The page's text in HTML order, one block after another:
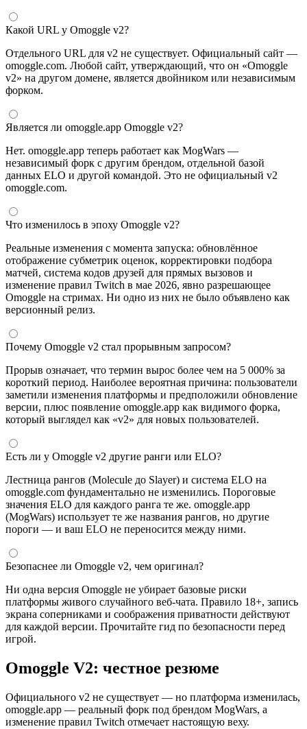
Какой URL у Omoggle v2?
Отдельного URL для v2 не существует. Официальный сайт —
omoggle.com. Любой сайт, утверждающий, что он «Omoggle
v2» на другом домене, является двойником или независимым
форком.
Является ли omoggle.app Omoggle v2?
Нет. omoggle.app теперь работает как MogWars —
независимый форк с другим брендом, отдельной базой
данных ELO и другой командой. Это не официальный v2
omoggle.com.
Что изменилось в эпоху Omoggle v2?
Реальные изменения с момента запуска: обновлённое
отображение субметрик оценок, корректировки подбора
матчей, система кодов друзей для прямых вызовов и
изменение правил Twitch в мае 2026, явно разрешающее
Omoggle на стримах. Ни одно из них не было объявлено как
версионный релиз.
Почему Omoggle v2 стал прорывным запросом?
Прорыв означает, что термин вырос более чем на 5 000% за
короткий период. Наиболее вероятная причина: пользователи
заметили изменения платформы и предположили обновление
версии, плюс появление omoggle.app как видимого форка,
который выглядел как «v2» для новых пользователей.
Есть ли у Omoggle v2 другие ранги или ELO?
Лестница рангов (Molecule до Slayer) и система ELO на
omoggle.com фундаментально не изменились. Пороговые
значения ELO для каждого ранга те же. omoggle.app
(MogWars) использует те же названия рангов, но другие
пороги — и ваш ELO не переносится между ними.
Безопаснее ли Omoggle v2, чем оригинал?
Ни одна версия Omoggle не убирает базовые риски
платформы живого случайного веб-чата. Правило 18+, запись
экрана соперниками и соображения приватности действуют
для каждой версии. Прочитайте гид по безопасности перед
игрой.
Omoggle V2: честное резюме
Официального v2 не существует — но платформа изменилась,
omoggle.app — реальный форк под брендом MogWars, а
изменение правил Twitch отмечает настоящую веху.